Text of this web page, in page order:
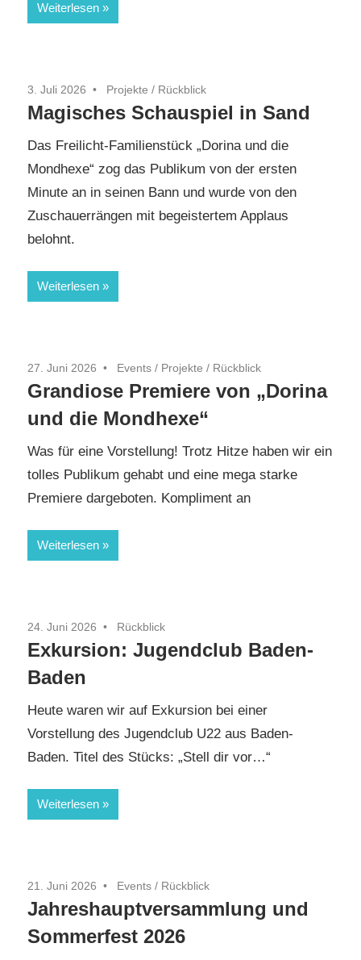
Weiterlesen
3. Juli 2026 Projekte / Rückblick
Magisches Schauspiel in Sand
Das Freilicht-Familienstück „Dorina und die
Mondhexe“ zog das Publikum von der ersten
Minute an in seinen Bann und wurde von den
Zuschauerrängen mit begeistertem Applaus
belohnt.
Weiterlesen
27. Juni 2026 Events / Projekte / Rückblick
Grandiose Premiere von „Dorina
und die Mondhexe“
Was für eine Vorstellung! Trotz Hitze haben wir ein
tolles Publikum gehabt und eine mega starke
Premiere dargeboten. Kompliment an
Weiterlesen
24. Juni 2026 Rückblick
Exkursion: Jugendclub Baden-
Baden
Heute waren wir auf Exkursion bei einer
Vorstellung des Jugendclub U22 aus Baden-
Baden. Titel des Stücks: „Stell dir vor…“
Weiterlesen
21. Juni 2026 Events / Rückblick
Jahreshauptversammlung und
Sommerfest 2026